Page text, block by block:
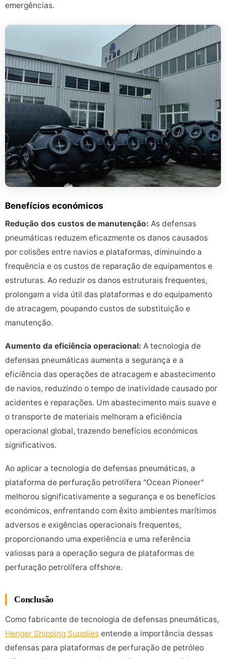
emergências.
Benefícios económicos
Redução dos custos de manutenção: As defensas
pneumáticas reduzem eficazmente os danos causados
por colisões entre navios e plataformas, diminuindo a
frequência e os custos de reparação de equipamentos e
estruturas. Ao reduzir os danos estruturais frequentes,
prolongam a vida útil das plataformas e do equipamento
de atracagem, poupando custos de substituição e
manutenção.
Aumento da eficiência operacional: A tecnologia de
defensas pneumáticas aumenta a segurança e a
eficiência das operações de atracagem e abastecimento
de navios, reduzindo o tempo de inatividade causado por
acidentes e reparações. Um abastecimento mais suave e
o transporte de materiais melhoram a eficiência
operacional global, trazendo benefícios económicos
significativos.
Ao aplicar a tecnologia de defensas pneumáticas, a
plataforma de perfuração petrolífera "Ocean Pioneer"
melhorou significativamente a segurança e os benefícios
económicos, enfrentando com êxito ambientes marítimos
adversos e exigências operacionais frequentes,
proporcionando uma experiência e uma referência
valiosas para a operação segura de plataformas de
perfuração petrolífera offshore.
Conclusão
Como fabricante de tecnologia de defensas pneumáticas,
Henger Shipping Supplies entende a importância dessas
defensas para plataformas de perfuração de petróleo